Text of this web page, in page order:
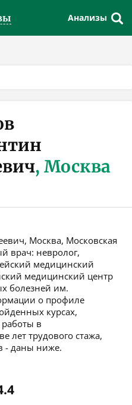
Анализы
, Москва
Москва, Московская
врач: невролог,
медицинский
медицинский центр
болезней им.
о профиле
курсах,
работы в
лет трудового стажа,
- даны ниже.